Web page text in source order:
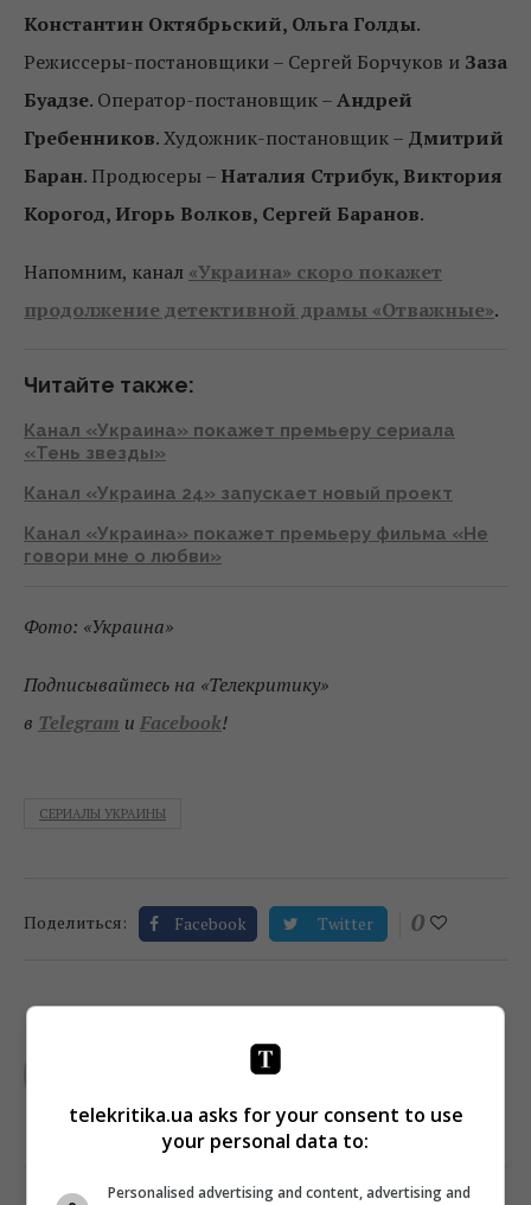
Константин Октябрьский, Ольга Голды.
Режиссеры-постановщики – Сергей Борчуков и Заза
Буадзе. Оператор-постановщик –Андрей
Гребенников. Художник-постановщик – Дмитрий
Баран. Продюсеры – Наталия Стрибук, Виктория
Корогод, Игорь Волков, Сергей Баранов.
Напомним, канал «Украина» скоро покажет
продолжение детективной драмы «Отважные».
Читайте также:
Канал «Украина» покажет премьеру сериала
«Тень звезды»
Канал «Украина 24» запускает новый проект
Канал «Украина» покажет премьеру фильма «Не
говори мне о любви»
Фото: «Украина»
Подписывайтесь на «Телекритику»
в Telegram и Facebook!
СЕРИАЛЫ УКРАИНЫ
Поделиться: Facebook Twitter 0
telekritika.ua asks for your consent to use
your personal data to:
Personalised advertising and content, advertising and